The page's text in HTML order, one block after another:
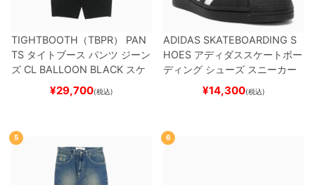
TIGHTBOOTH（TBPR） PAN
TS タイトブース パンツ ジーン
ズ CL BALLOON BLACK スケ
ートボード スケボー
¥29,700(税込)
ADIDAS SKATEBOARDING S
HOES アディダススケートボー
ディング シューズ スニーカー
スーパースター SUPERSTAR A
BLACK/WHITE/WHITE
ー
¥14,300(税込)
5 6